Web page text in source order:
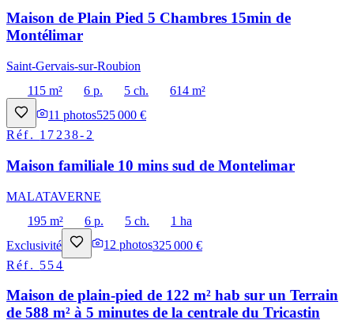
Maison de Plain Pied 5 Chambres 15min de
Montélimar
Saint-Gervais-sur-Roubion
115 m²
6 p. 5 ch.
614 m²
11 photos525 000 €
Réf. 17238-2
Maison familiale 10 mins sud de Montelimar
MALATAVERNE
195 m²
6 p. 5 ch.
1 ha
Exclusivité
12 photos325 000 €
Réf. 554
Maison de plain-pied de 122 m² hab sur un Terrain
de 588 m² à 5 minutes de la centrale du Tricastin